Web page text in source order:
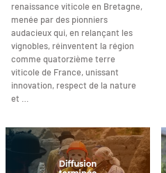
renaissance viticole en Bretagne,
menée par des pionniers
audacieux qui, en relançant les
vignobles, réinventent la région
comme quatorzième terre
viticole de France, unissant
innovation, respect de la nature
et …